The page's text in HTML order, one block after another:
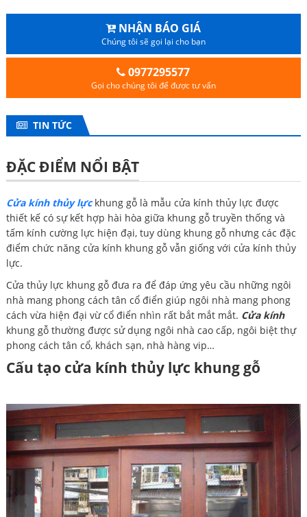
NHẬN BÁO GIÁ
Chúng tôi sẽ gọi lại cho bạn
0977295577
Gọi cho chúng tôi để được tư vấn
TIN TỨC
ĐẶC ĐIỂM NỔI BẬT
Cửa kính thủy lựckhung gỗ là mẫu cửa kính thủy lực được
thiết kế có sự kết hợp hài hòa giữa khung gỗ truyền thống và
tấm kính cường lực hiện đại, tuy dùng khung gỗ nhưng các đặc
điểm chức năng cửa kính khung gỗ vẫn giống với cửa kính thủy
lực.
Cửa thủy lực khung gỗ đưa ra để đáp ứng yêu cầu những ngôi
nhà mang phong cách tân cổ điển giúp ngôi nhà mang phong
cách vừa hiện đại vừ cổ điển nhìn rất bắt mắt mắt. Cửa kính
khung gỗ thường được sử dụng ngôi nhà cao cấp, ngôi biệt thự
phong cách tân cổ, khách sạn, nhà hàng vip…
Cấu tạo cửa kính thủy lực khung gỗ